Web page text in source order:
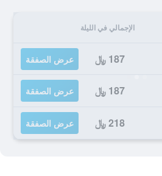
الإجمالي في الليلة
187 ﷼ عرض الصفقة
187 ﷼ عرض الصفقة
218 ﷼ عرض الصفقة